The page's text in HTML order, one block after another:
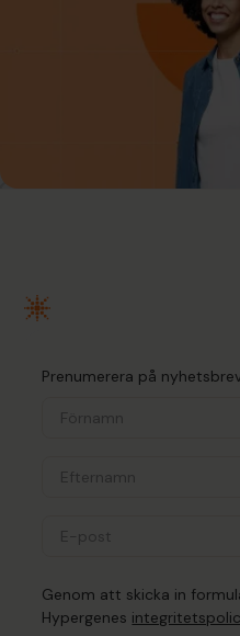
Prenumerera på
Genom att skicka in
Hypergenes